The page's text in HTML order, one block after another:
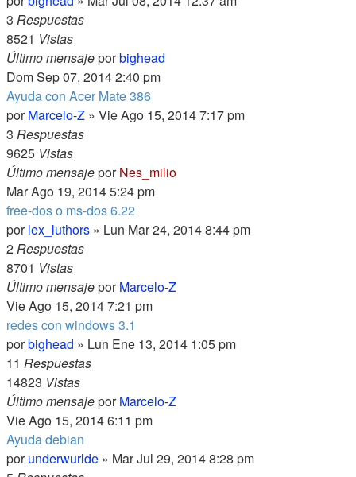
3 Respuestas
8521 Vistas
Último mensajeporbighead
Dom Sep 07, 2014 2:40 pm
Ayuda con Acer Mate 386
porMarcelo-Z » Vie Ago 15, 2014 7:17 pm
3 Respuestas
9625 Vistas
Último mensajeporNes_milio
Mar Ago 19, 2014 5:24 pm
free-dos o ms-dos 6.22
porlex_luthors » Lun Mar 24, 2014 8:44 pm
2Respuestas
8701 Vistas
Último mensajeporMarcelo-Z
Vie Ago 15, 2014 7:21 pm
redes con windows 3.1
porbighead » Lun Ene 13, 2014 1:05 pm
11 Respuestas
14823 Vistas
Último mensajeporMarcelo-Z
Vie Ago 15, 2014 6:11 pm
Ayuda debian
porunderwurlde » Mar Jul 29, 2014 8:28 pm